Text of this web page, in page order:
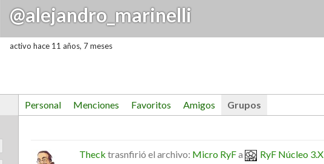
@alejandro_marinelli
activo hace 11 años, 7 meses
Personal Menciones Favoritos Amigos Grupos
Theck trasnfirió el archivo: Micro RyFa RyF Núcleo 3.X